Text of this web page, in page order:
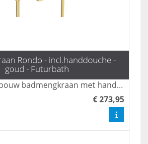
Rondo - incl.handdouche -
goud - Futurbath
De Rondo opbouw badmengkraan met handdouche in mat goud biedt een stijlvolle en veelzijdige oplossing voor uw badkamer. Met drie standen zorgt deze kraan voor een comfortabele en aangepaste waterstroom, terwijl het luxe ontwerp een moderne uitstraling aan elke ruimte geeft. Geniet van zowel functionaliteit als elegantie met deze hoogwaardige mengkraan.
€ 273,95